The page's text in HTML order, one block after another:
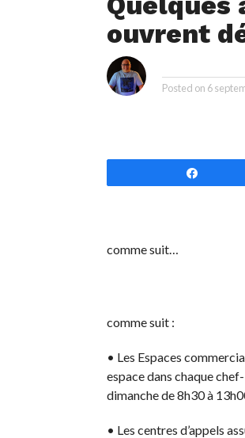
ouvrent
Posted on 6
comme suit…
comme suit :
• Les Espaces
espace dans chaque
dimanche de 8h30 à
• Les centres d’appels